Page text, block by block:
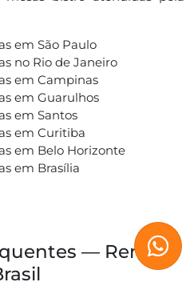
em São Paulo
no Rio de Janeiro
em Campinas
em Guarulhos
em Santos
em Curitiba
em Belo Horizonte
em Brasília
— Rental